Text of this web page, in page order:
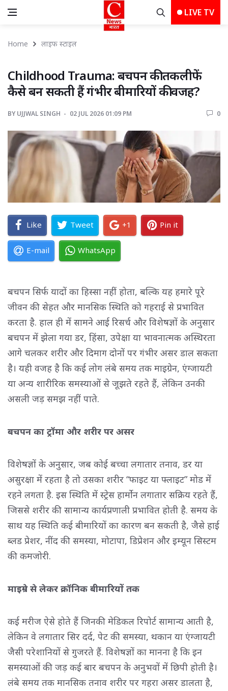
LIVE TV
Home लाइफ स्‍टाइल
Childhood Trauma: बचपन की तकलीफें
कैसे बन सकती हैं गंभीर बीमारियों की वजह?
BY UJJWAL SINGH 02 JUL 2026 01:09 PM 0
Like Tweet +1 Pin it
E-mail WhatsApp
बचपन सिर्फ यादों का हिस्सा नहीं होता, बल्कि यह हमारे पूरे
जीवन की सेहत और मानसिक स्थिति को गहराई से प्रभावित
करता है. हाल ही में सामने आई रिसर्च और विशेषज्ञों के अनुसार
बचपन में झेला गया डर, हिंसा, उपेक्षा या भावनात्मक अस्थिरता
आगे चलकर शरीर और दिमाग दोनों पर गंभीर असर डाल सकता
है। यही वजह है कि कई लोग लंबे समय तक माइग्रेन, एंग्जायटी
या अन्य शारीरिक समस्याओं से जूझते रहते हैं, लेकिन उनकी
असली जड़ समझ नहीं पाते.
बचपन का ट्रॉमा और शरीर पर असर
विशेषज्ञों के अनुसार, जब कोई बच्चा लगातार तनाव, डर या
असुरक्षा में रहता है तो उसका शरीर “फाइट या फ्लाइट” मोड में
रहने लगता है. इस स्थिति में स्ट्रेस हार्मोन लगातार सक्रिय रहते हैं,
जिससे शरीर की सामान्य कार्यप्रणाली प्रभावित होती है. समय के
साथ यह स्थिति कई बीमारियों का कारण बन सकती है, जैसे हाई
ब्लड प्रेशर, नींद की समस्या, मोटापा, डिप्रेशन और इम्यून सिस्टम
की कमजोरी.
माइग्रेन से लेकर क्रॉनिक बीमारियों तक
कई मरीज ऐसे होते हैं जिनकी मेडिकल रिपोर्ट सामान्य आती है,
लेकिन वे लगातार सिर दर्द, पेट की समस्या, थकान या एंग्जायटी
जैसी परेशानियों से गुजरते हैं. विशेषज्ञों का मानना है कि इन
समस्याओं की जड़ कई बार बचपन के अनुभवों में छिपी होती है।
लंबे समय तक मानसिक तनाव शरीर पर गहरा असर डालता है,